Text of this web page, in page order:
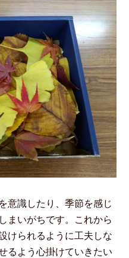
意識したり、季節を感じ
まいがちです。これから
けられるように工夫しな
るよう心掛けていきたい